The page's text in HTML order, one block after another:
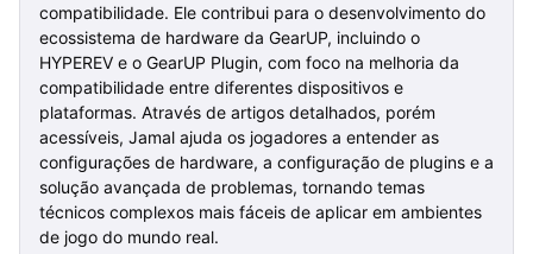
compatibilidade. Ele contribui para o desenvolvimento do
ecossistema de hardware da GearUP, incluindo o
HYPEREV e o GearUP Plugin, com foco na melhoria da
compatibilidade entre diferentes dispositivos e
plataformas. Através de artigos detalhados, porém
acessíveis, Jamal ajuda os jogadores a entender as
configurações de hardware, a configuração de plugins e a
solução avançada de problemas, tornando temas
técnicos complexos mais fáceis de aplicar em ambientes
de jogo do mundo real.